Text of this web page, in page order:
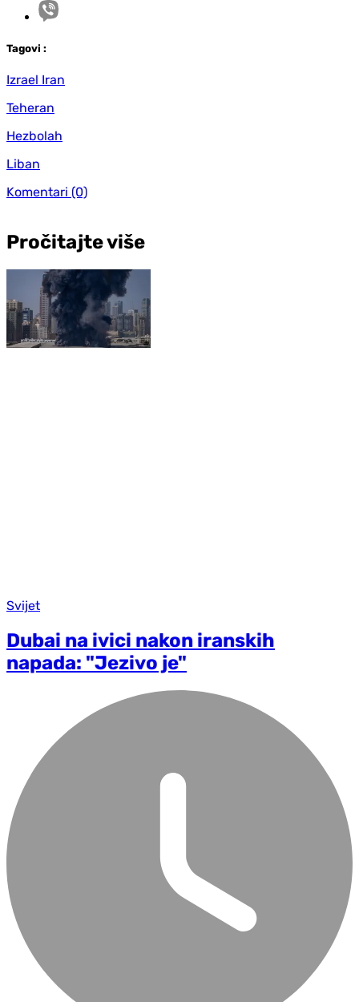
Tagovi :
Izrael Iran
Teheran
Hezbolah
Liban
Komentari (0)
Pročitajte više
Svijet
Dubai na ivici nakon iranskih
napada: "Jezivo je"